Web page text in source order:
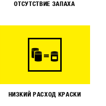
ОТСУТСТВИЕ ЗАПАХА
НИЗКИЙ РАСХОД КРАСКИ